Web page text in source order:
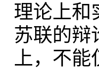
理论上和
苏联的辩
上，不